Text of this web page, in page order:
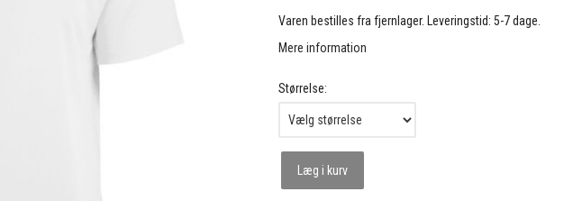
Varen bestilles fra fjernlager. Leveringstid: 5-7 dage.
Mere information
Størrelse:
Læg i kurv